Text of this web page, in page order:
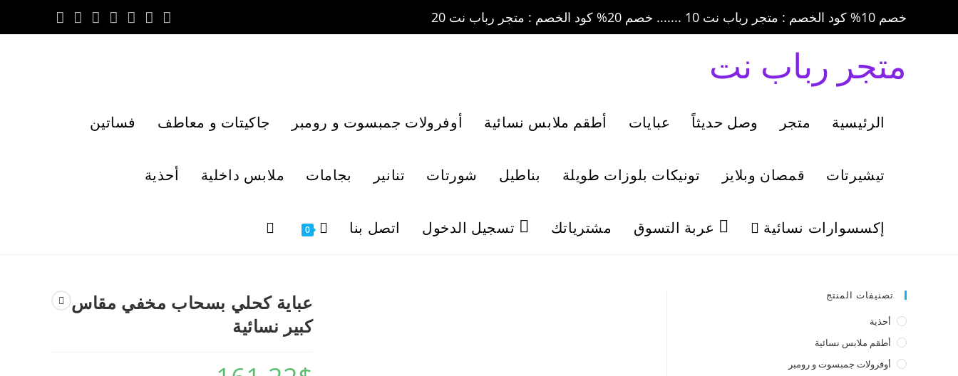
خصم 10% كود الخصم : متجر رباب نت 10 ....... خصم 20% كود الخصم : متجر رباب نت 20
متجر رباب نت
الرئيسية متجر وصل حديثاً عبايات أطقم ملابس نسائية أوفرولات جمبسوت و رومبر جاكيتات و معاطف فساتين
تيشيرتات قمصان وبلايز تونيكات بلوزات طويلة بناطيل شورتات تنانير بجامات ملابس داخلية أحذية
إكسسوارات نسائية عربة التسوق مشترياتك تسجيل الدخول اتصل بنا 0
عباية كحلي بسحاب مخفي مقاس
كبير نسائية
تصنيفات المنتج
أحذية
أطقم ملابس نسائية
أوفرولات جمبسوت و رومبر